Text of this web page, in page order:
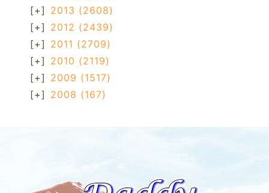
[+] 2013 (2608)
[+] 2012 (2439)
[+] 2011 (2709)
[+] 2010 (2119)
[+] 2009 (1517)
[+] 2008 (167)